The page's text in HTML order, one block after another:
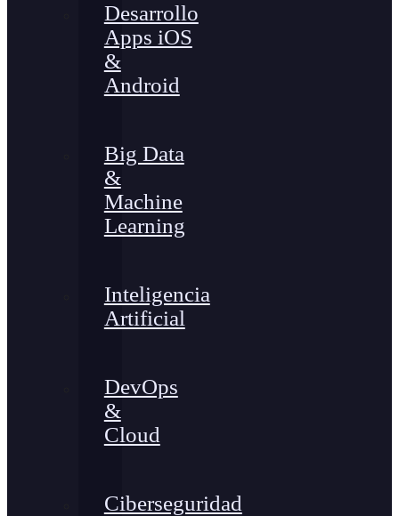
Desarrollo
Apps iOS
&
Android
Big Data
&
Machine
Learning
Inteligencia
Artificial
DevOps
&
Cloud
Ciberseguridad